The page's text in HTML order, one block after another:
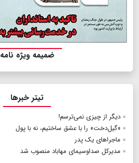
ضمیمه ویژه نامه
تیتر خبرها
دیگر از چیزی نمی‌ترسم!
«گیل‌دخت» را با عشق ساختیم، نه با پول
ماجراهای یک پدر
مدیرکل صداوسیمای مهاباد منصوب شد